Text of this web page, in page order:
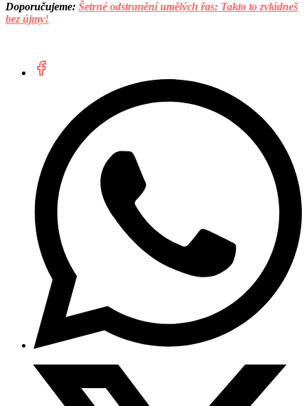
Doporučujeme: Šetrné odstranění umělých řas: Takto to zvládneš
bez újmy!